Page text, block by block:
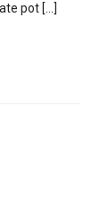
pot […]